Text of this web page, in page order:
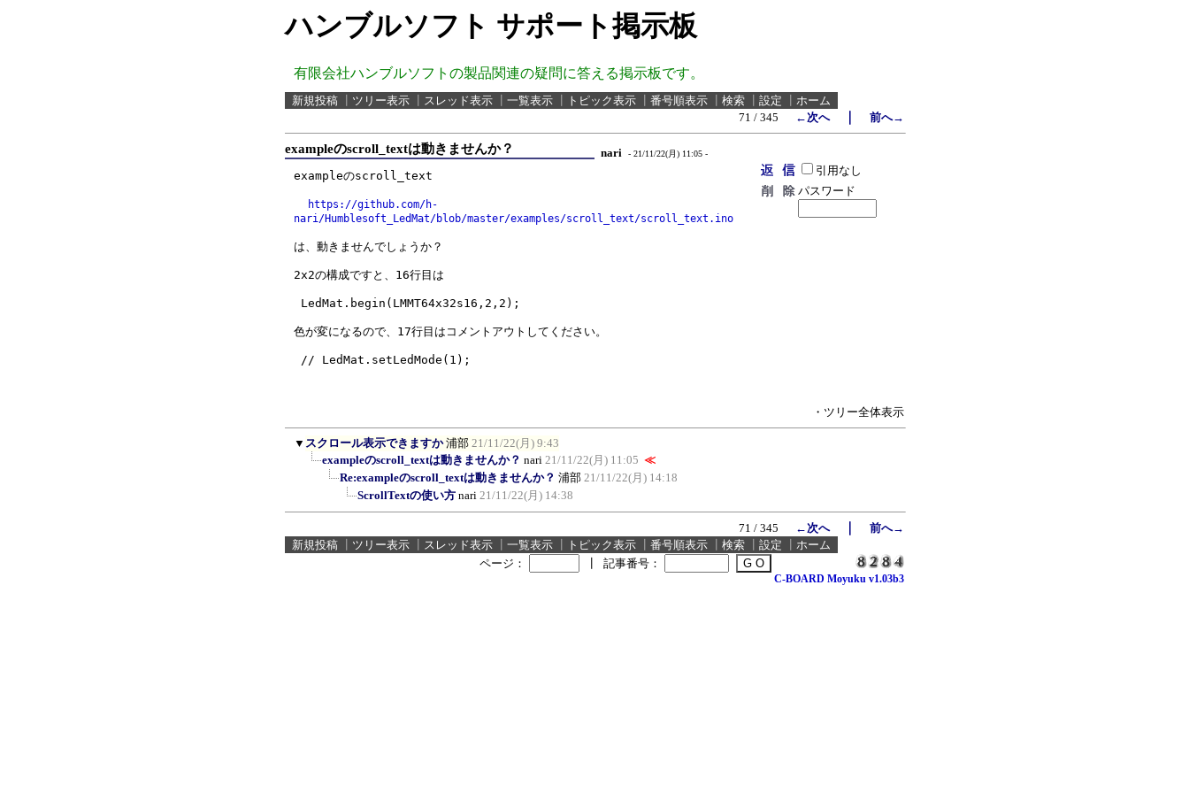
ハンブルソフト サポート掲示板
有限会社ハンブルソフトの製品関連の疑問に答える掲示板です。
新規投稿 ツリー表示 スレッド表示 一覧表示 トピック表示 番号順表示 検索 設定
ホーム
71 / 345
←次へ｜ 前へ→
exampleのscroll_textは動きませんか？ nari - 21/11/22(月) 11:05 -
exampleのscroll_text
https://github.com/h-
nari/Humblesoft_LedMat/blob/master/examples/scroll_text/scroll_text.ino
は、動きませんでしょうか？
2x2の構成ですと、16行目は
色が変になるので、17行目はコメントアウトしてください。
引用なし
パスワード
・ツリー全体表示
▼ スクロール表示できますか 浦部 21/11/22(月) 9:43
exampleのscroll_textは動きませんか？ nari 21/11/22(月) 11:05 ≪
Re:exampleのscroll_textは動きませんか？ 浦部 21/11/22(月) 14:18
ScrollTextの使い方 nari 21/11/22(月) 14:38
71 / 345 ←次へ｜ 前へ→
新規投稿
ツリー表示 スレッド表示 一覧表示 トピック表示 番号順表示 検索 設定
ホーム
ページ：
記事番号：
C-BOARD Moyuku v1.03b3